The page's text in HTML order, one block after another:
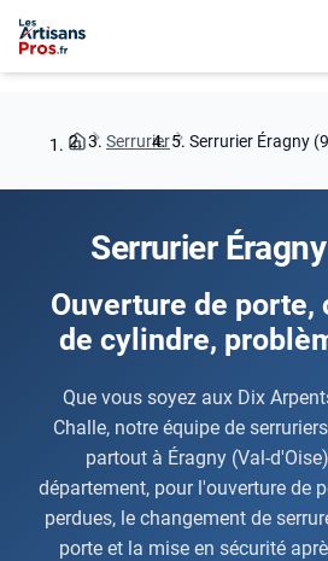
Serrurier Serrurier Éragny
Serrurier
Ouverture de porte,
de cylindre,
Que vous soyez aux Dix
Challe, notre équipe de
partout à Éragny (Val-
département, pour l'ouverture de
perdues, le changement de
porte et la mise en sécurité